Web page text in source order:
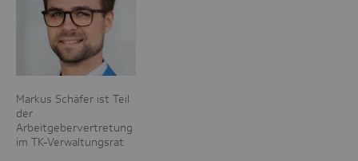
Markus Schäfer ist Teil
der
Arbeitgebervertretung
im TK-Verwaltungsrat